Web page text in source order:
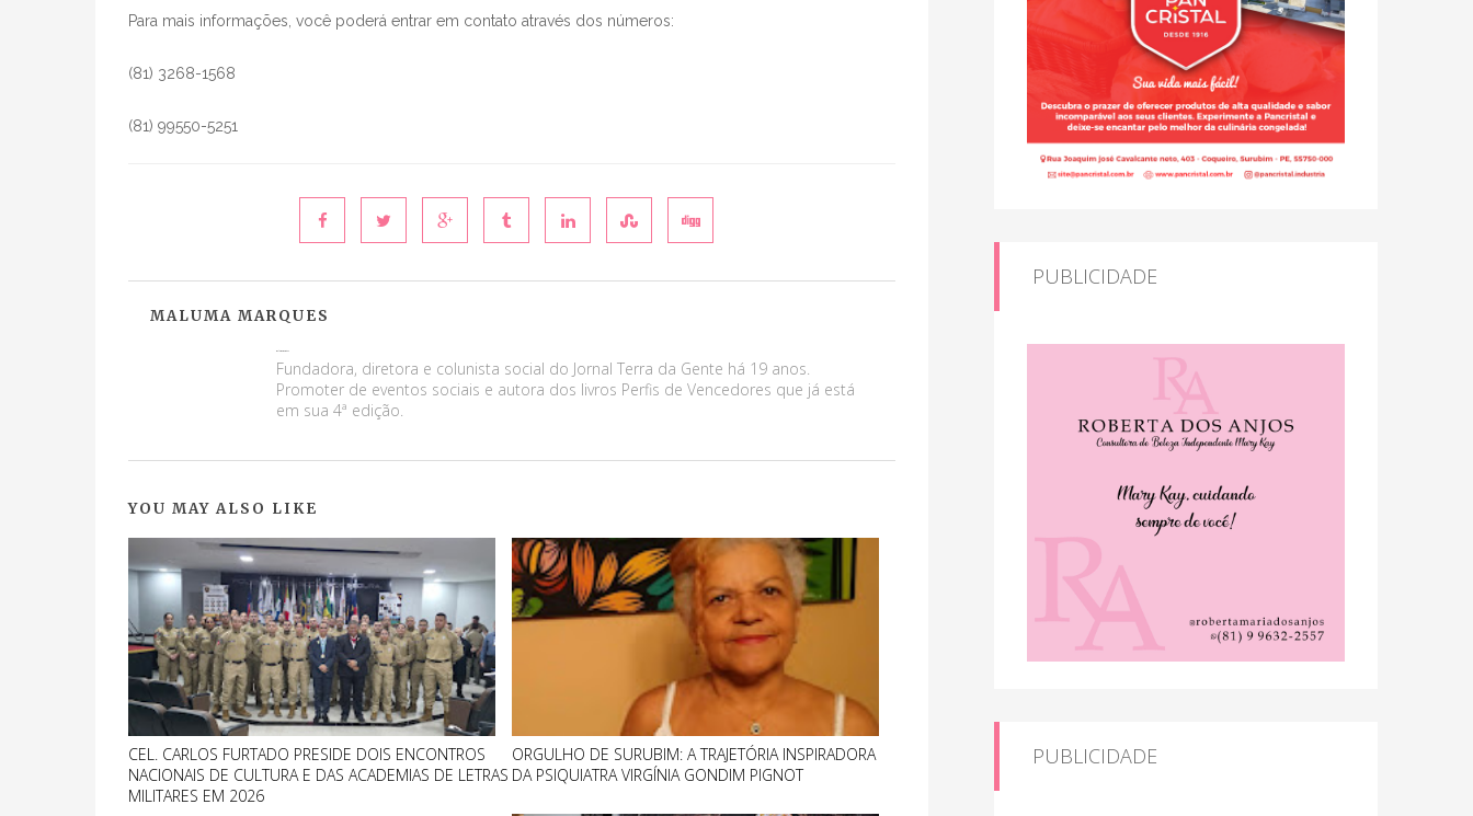
Para mais informações, você poderá entrar em contato através dos números:
(81) 3268-1568
(81) 99550-5251
MALUMA MARQUES
Fundadora, diretora e colunista social do Jornal Terra da Gente há 19 anos.
Promoter de eventos sociais e autora dos livros Perfis de Vencedores que já está
em sua 4ª edição.
YOU MAY ALSO LIKE
CEL. CARLOS FURTADO PRESIDE DOIS ENCONTROS
NACIONAIS DE CULTURA E DAS ACADEMIAS DE LETRAS
MILITARES EM 2026
ORGULHO DE SURUBIM: A TRAJETÓRIA INSPIRADORA
DA PSIQUIATRA VIRGÍNIA GONDIM PIGNOT
PUBLICIDADE
PUBLICIDADE